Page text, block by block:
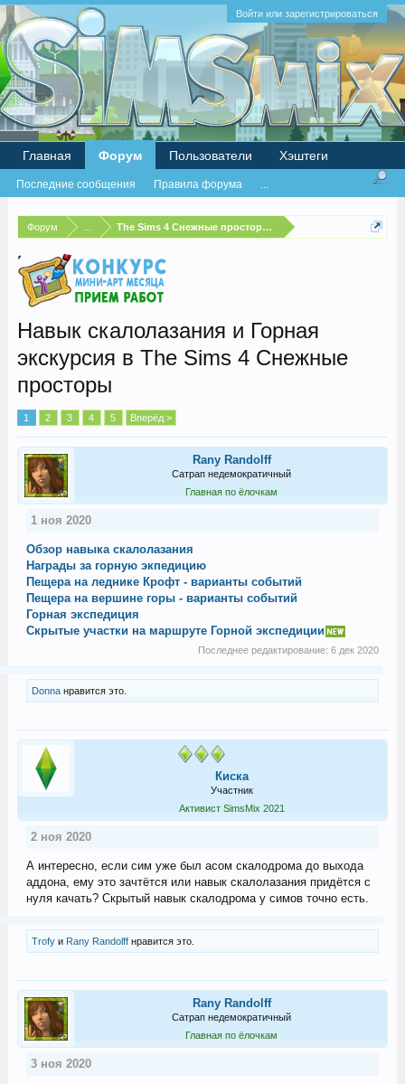
Войти или зарегистрироваться
Форум The Sims 4 Снежные просторы (Snowy Escape)
Навык скалолазания и Горная
экскурсия в The Sims 4 Снежные
просторы
1 2 3 4 5 Вперёд >
Rany Randolff
Сатрап недемократичный
Главная по ёлочкам
1 ноя 2020
Обзор навыка скалолазания
Награды за горную экпедицию
Пещера на леднике Крофт - варианты событий
Пещера на вершине горы - варианты событий
Горная экспедиция
Скрытые участки на маршруте Горной экспедиции
Последнее редактирование:6 дек 2020
Donnaнравится это.
Киска
Участник
Активист SimsMix 2021
2 ноя 2020
А интересно, если сим уже был асом скалодрома до выхода
аддона, ему это зачтётся или навык скалолазания придётся с
нуля качать? Скрытый навык скалодрома у симов точно есть.
Trofyи Rany Randolffнравится это.
Rany Randolff
Сатрап недемократичный
Главная по ёлочкам
3 ноя 2020
Главная Форум
Последние сообщения Правила форума ...
Пользователи Хэштеги